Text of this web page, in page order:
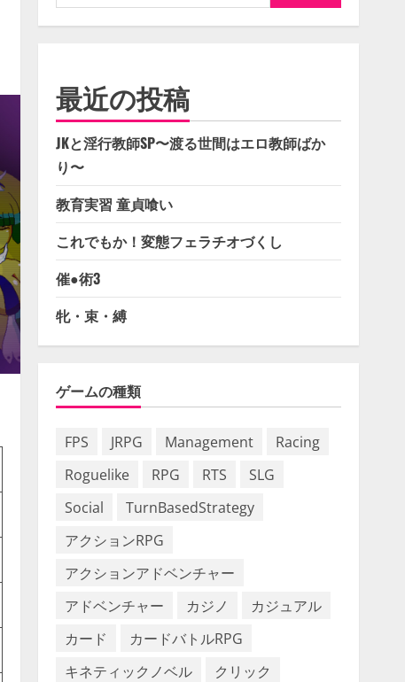
索:
最近の投稿
JKと淫行教師SP〜渡る世間はエロ教師ばか
り〜
教育実習 童貞喰い
これでもか！変態フェラチオづくし
催●術3
牝・束・縛
ゲームの種類
FPS JRPG Management
Racing
Roguelike
RPG RTS
SLG
Social
TurnBasedStrategy
アクションRPG
アクションアドベンチャー
アドベンチャー
カジノ
カジュアル
カード
カードバトルRPG
キネティックノベル
クリック